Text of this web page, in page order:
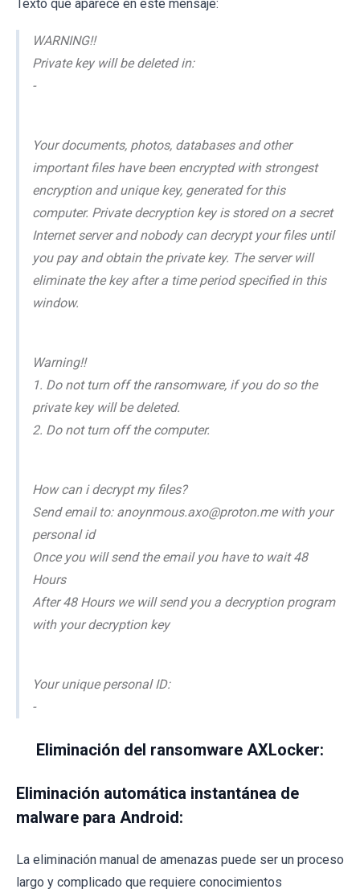
Texto que aparece en este mensaje:
WARNING!!
Private key will be deleted in:
-
Your documents, photos, databases and other
important files have been encrypted with strongest
encryption and unique key, generated for this
computer. Private decryption key is stored on a secret
Internet server and nobody can decrypt your files until
you pay and obtain the private key. The server will
eliminate the key after a time period specified in this
window.
Warning!!
1. Do not turn off the ransomware, if you do so the
private key will be deleted.
2. Do not turn off the computer.
How can i decrypt my files?
Send email to: anoynmous.axo@proton.me with your
personal id
Once you will send the email you have to wait 48
Hours
After 48 Hours we will send you a decryption program
with your decryption key
Your unique personal ID:
-
Eliminación del ransomware AXLocker:
Eliminación automática instantánea de
malware para Android:
La eliminación manual de amenazas puede ser un proceso
largo y complicado que requiere conocimientos